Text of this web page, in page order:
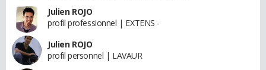
Julien ROJO
profil professionnel | EXTENS -
Julien ROJO
profil personnel | LAVAUR